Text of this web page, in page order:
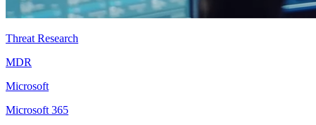
Threat Research
MDR
Microsoft
Microsoft 365